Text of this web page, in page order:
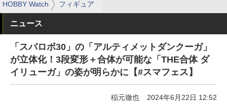
HOBBY Watch フィギュア
ニュース
「スパロボ30」の「アルティメットダンクーガ」
が立体化！3段変形＋合体が可能な「THE合体 ダ
イリューガ」の姿が明らかに【#スマフェス】
稲元徹也 2024年6月22日 12:52